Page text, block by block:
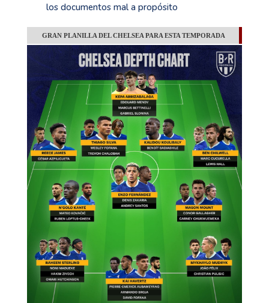
los documentos mal a propósito
GRAN PLANILLA DEL CHELSEA PARA ESTA TEMPORADA